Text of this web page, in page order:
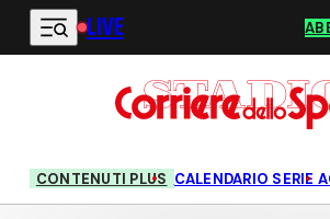
Vai al contenuto principale
LIVE
CONTENUTI PLUS CALENDARIO SERIE A